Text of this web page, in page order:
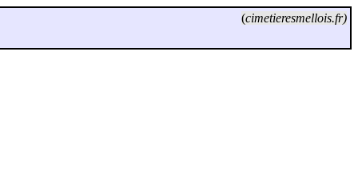
(cimetieresmellois.fr)